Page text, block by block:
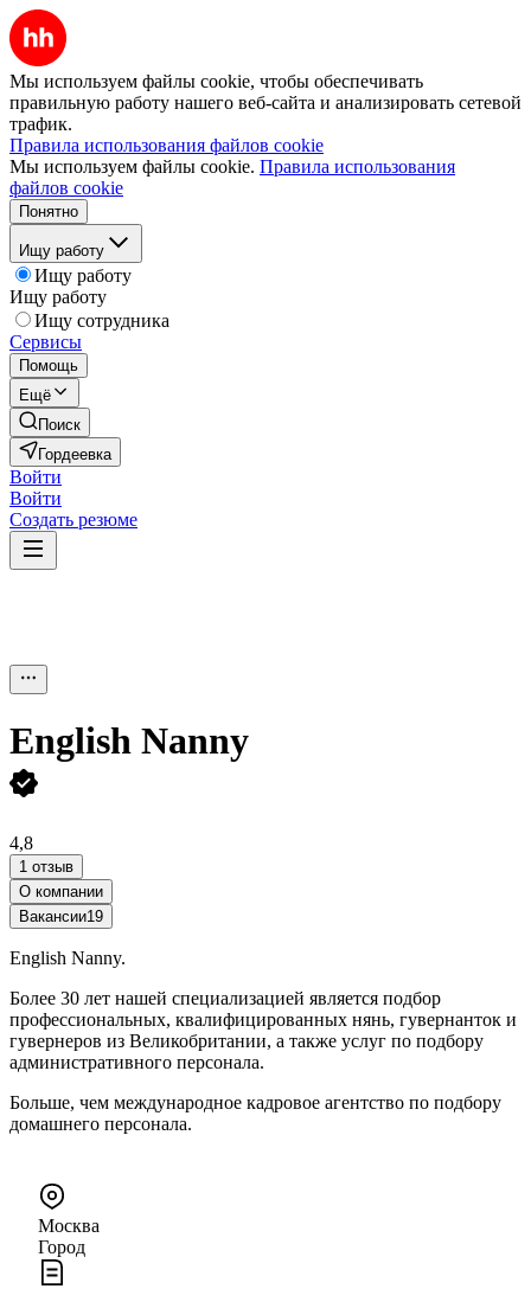
Мы используем файлы cookie, чтобы обеспечивать
правильную работу нашего веб-сайта и анализировать сетевой
трафик.
Правила использования файлов cookie
Мы используем файлы cookie. Правила использования
файлов cookie
Понятно
Ищу работу
Ищу работу
Ищу работу
Ищу сотрудника
Сервисы
Помощь
Ещё
Поиск
Гордеевка
Войти
Войти
Создать резюме
English Nanny
4,8
1 отзыв
О компании
Вакансии19
English Nanny.
Более 30 лет нашей специализацией является подбор
профессиональных, квалифицированных нянь, гувернанток и
гувернеров из Великобритании, а также услуг по подбору
административного персонала.
Больше, чем международное кадровое агентство по подбору
домашнего персонала.
Москва
Город